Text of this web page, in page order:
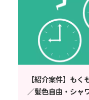
【紹介案件】も
／髪色自由・シャ